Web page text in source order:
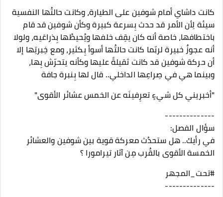
كانت داشاي أمام شوفين على الطيارة، وكانت حالتُها النفسية
سيئة لِأن الأمر قد حدث بِسرعة كبيرة وكأن شوفين قد قام
باختطافها، خاصة أنه كان يقِف خلفها ويُحيطُها بِذراعَيه، ولولا
أنه عجوزٌ خبيرة لربّما كانت حالتُها أسوأ بِكثير، ومع خِبرتِها إلا
أن حركة شوفين قد كانت ثقيلةً عليها وكأنه يتحرّش بِها،
وبينما هي في صِراعِها الداخلي.. قال لها بِنبرة جافة
"أخبريني كل شيءٍ تعرِفينَه عن الخمس عشائر الأقوى"
--------------
سؤال الفصل:
في رأيك.. هل ستحدُث معركة قوية بين شوفين والعشائر
الخمسة الأقوى بالقُرب مِن آثار تيرامورا ؟
#تحت_المجهر
--------------